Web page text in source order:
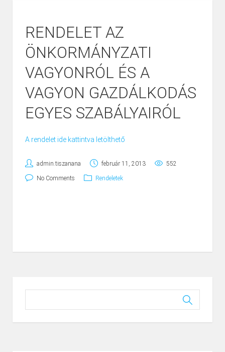
RENDELET AZ
ÖNKORMÁNYZATI
VAGYONRÓL ÉS A
VAGYON GAZDÁLKODÁS
EGYES SZABÁLYAIRÓL
A rendelet ide kattintva letölthető
admin.tiszanana február 11, 2013 552
No Comments Rendeletek